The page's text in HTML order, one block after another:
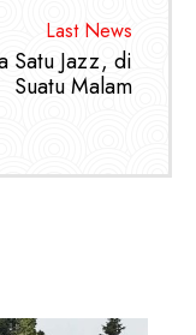
Last News
Satu Jazz, di
Suatu Malam